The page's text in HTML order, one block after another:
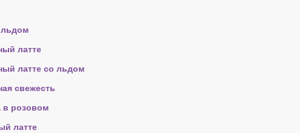
льдом
латте
латте со льдом
свежесть
в розовом
латте